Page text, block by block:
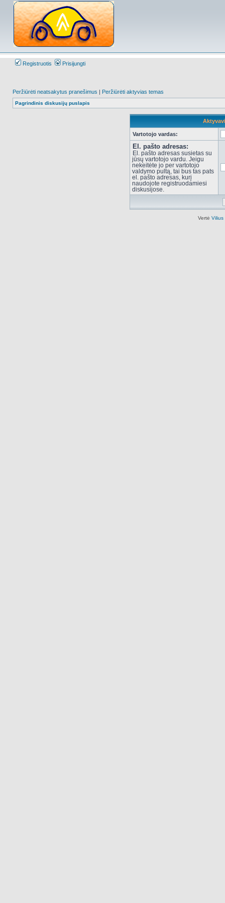
Registruotis Prisijungti
Peržiūrėti neatsakytus pranešimus | Peržiūrėti aktyvias temas
Pagrindinis diskusijų puslapis
Vartotojo vardas:
El. pašto adresas:
El. pašto adresas susietas su
jūsų vartotojo vardu. Jeigu
nekeitėte jo per vartotojo
valdymo pultą, tai bus tas pats
el. pašto adresas, kurį
naudojote registruodamiesi
diskusijose.
Vertė Vilius